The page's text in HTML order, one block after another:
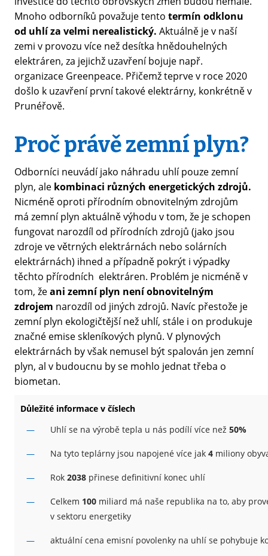
Mnoho odborníků považuje tento termín odklonu
od uhlí za velmi nerealistický. Aktuálně je v naší
zemi v provozu více než desítka hnědouhelných
elektráren, za jejichž uzavření bojuje např.
organizace Greenpeace. Přičemž teprve v roce 2020
došlo k uzavření první takové elektrárny, konkrétně v
Prunéřově.
Proč právě zemní plyn?
Odborníci neuvádí jako náhradu uhlí pouze zemní
plyn, ale kombinaci různých energetických zdrojů.
Nicméně oproti přírodním obnovitelným zdrojům
má zemní plyn aktuálně výhodu v tom, že je schopen
fungovat narozdíl od přírodních zdrojů (jako jsou
zdroje ve větrných elektrárnách nebo solárních
elektrárnách) ihned a případně pokrýt i výpadky
těchto přírodních elektráren. Problém je nicméně v
tom, žeani zemní plyn není obnovitelným
zdrojem narozdíl od jiných zdrojů. Navíc přestože je
zemní plyn ekologičtější než uhlí, stále i on produkuje
značné emise skleníkových plynů. V plynových
elektrárnách by však nemusel být spalován jen zemní
plyn, al v budoucnu by se mohlo jednat třeba o
biometan.
Důležité informace v číslech
Uhlí se na výrobě tepla u nás podílí více než 50%
Na tyto teplárny jsou napojené více jak 4 miliony
Rok 2038 přinese definitivní konec uhlí
Celkem 100 miliard má naše republika na to, aby
v sektoru energetiky
aktuální cena emisní povolenky na uhlí se pohybuje